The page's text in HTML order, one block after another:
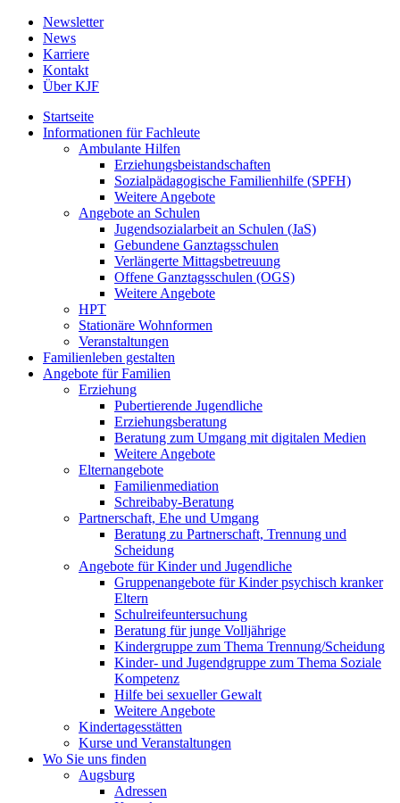
Newsletter
News
Karriere
Kontakt
Über KJF
Startseite
Informationen für Fachleute
Ambulante Hilfen
Erziehungsbeistandschaften
Sozialpädagogische Familienhilfe (SPFH)
Weitere Angebote
Angebote an Schulen
Jugendsozialarbeit an Schulen (JaS)
Gebundene Ganztagsschulen
Verlängerte Mittagsbetreuung
Offene Ganztagsschulen (OGS)
Weitere Angebote
HPT
Stationäre Wohnformen
Veranstaltungen
Familienleben gestalten
Angebote für Familien
Erziehung
Pubertierende Jugendliche
Erziehungsberatung
Beratung zum Umgang mit digitalen Medien
Weitere Angebote
Elternangebote
Familienmediation
Schreibaby-Beratung
Partnerschaft, Ehe und Umgang
Beratung zu Partnerschaft, Trennung und
Scheidung
Angebote für Kinder und Jugendliche
Gruppenangebote für Kinder psychisch kranker
Eltern
Schulreifeuntersuchung
Beratung für junge Volljährige
Kindergruppe zum Thema Trennung/Scheidung
Kinder- und Jugendgruppe zum Thema Soziale
Kompetenz
Hilfe bei sexueller Gewalt
Weitere Angebote
Kindertagesstätten
Kurse und Veranstaltungen
Wo Sie uns finden
Augsburg
Adressen